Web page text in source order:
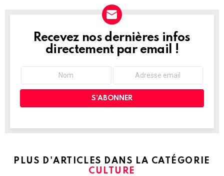
NEWSLETTER
Recevez nos dernières infos
directement par email !
PLUS D'ARTICLES DANS LA CATÉGORIE
CULTURE